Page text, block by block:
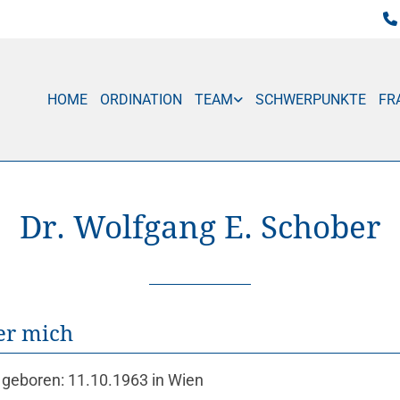

HOME ORDINATION TEAM SCHWERPUNKTE
Dr. Wolfgang E. Schober
mich
geboren: 11.10.1963 in Wien